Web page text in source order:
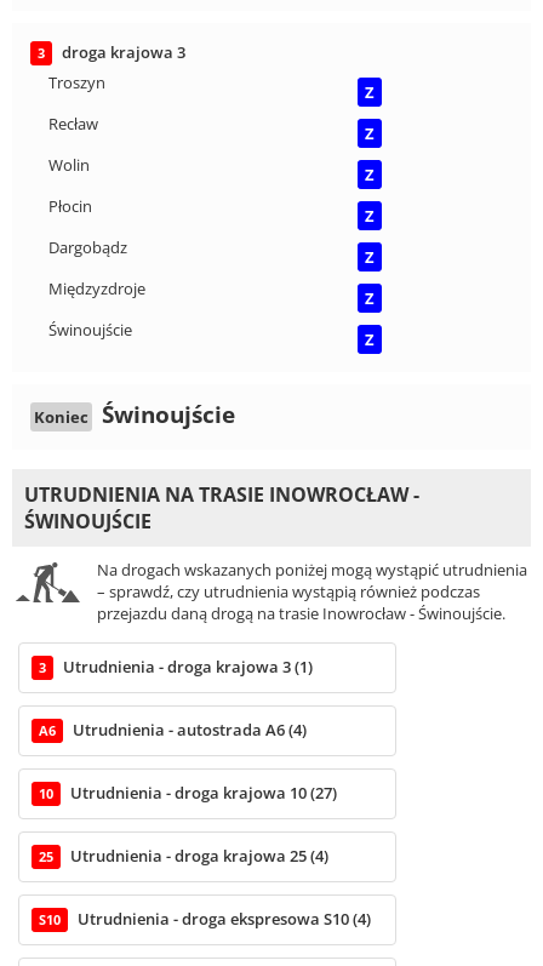
3
droga krajowa 3
Troszyn
Z
Recław
Z
Wolin
Z
Płocin
Z
Dargobądz
Z
Międzyzdroje
Z
Świnoujście
Z
Koniec Świnoujście
UTRUDNIENIA NA TRASIE INOWROCŁAW -
ŚWINOUJŚCIE
Na drogach wskazanych poniżej mogą wystąpić utrudnienia
– sprawdź, czy utrudnienia wystąpią również podczas
przejazdu daną drogą na trasie Inowrocław - Świnoujście.
3 Utrudnienia - droga krajowa 3 (1)
A6 Utrudnienia - autostrada A6 (4)
10 Utrudnienia - droga krajowa 10 (27)
25 Utrudnienia - droga krajowa 25 (4)
S10 Utrudnienia - droga ekspresowa S10 (4)